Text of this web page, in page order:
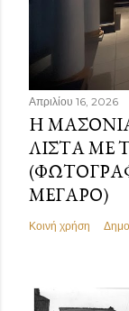
Απριλίου 16, 2026
Η
ΛΊΣΤΑ ΜΕ
ΜΈΓΑΡΟ)
Κοινή χρήση